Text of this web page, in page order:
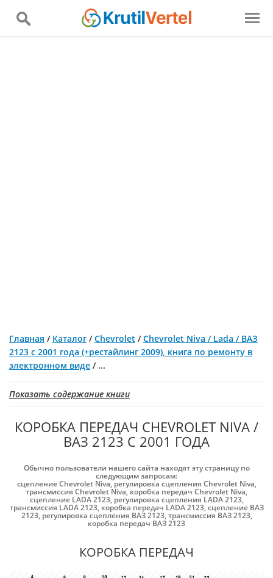
Главная / Каталог /Chevrolet /Chevrolet Niva / Lada / ВАЗ
2123 с 2001 года (+рестайлинг 2009), книга по ремонту в
электронном виде / ...
Показать содержание книги
КОРОБКА ПЕРЕДАЧ CHEVROLET NIVA /
ВАЗ 2123 С 2001 ГОДА
Обычно пользователи нашего сайта находят эту страницу по
следующим запросам:
сцепление Chevrolet Niva,регулировка сцепления Chevrolet Niva,
трансмиссия Chevrolet Niva, коробка передач Chevrolet Niva,
сцепление LADA 2123, регулировка сцепления LADA 2123,
трансмиссия LADA 2123, коробка передач LADA 2123,сцепление ВАЗ
2123, регулировка сцепления ВАЗ 2123,трансмиссия ВАЗ 2123,
коробка передач ВАЗ 2123
КОРОБКА ПЕРЕДАЧ